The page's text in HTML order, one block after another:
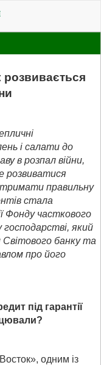
і салати до
в розпал війни,
розвиватися
правильну
стала
Фонду часткового
господарстві, який
Світового банку та
про його
під гарантії
одним із